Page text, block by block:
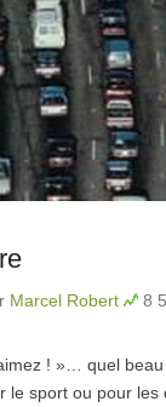
Marcel Robert 8
! »… quel
le sport ou pour